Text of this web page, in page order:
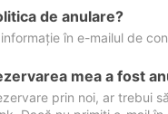
de anulare?
în e-mailul de
mea a fost
prin noi, ar trebui